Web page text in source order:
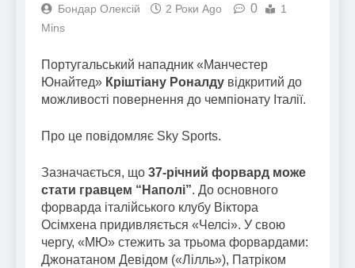
Бондар Олексій 2 Роки Ago 0
1
Mins
Португальський нападник «Манчестер
Юнайтед» Кріштіану Роналду відкритий до
можливості повернення до чемпіонату Італії.
Про це повідомляє Sky Sports.
Зазначається, що 37-річний форвард може
стати гравцем “Наполі”. До основного
форварда італійського клубу Віктора
Осімхена придивляється «Челсі». У свою
чергу, «МЮ» стежить за трьома форвардами:
Джонатаном Девідом («Лілль»), Патріком